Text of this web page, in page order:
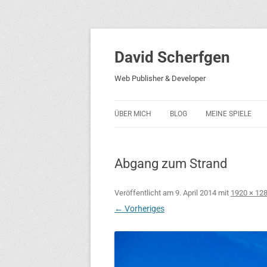
David Scherfgen
Web Publisher & Developer
ÜBER MICH BLOG MEINE SPIELE
BLOCKS 2001
ROLLMORAD —
Abgang zum Strand
Veröffentlicht am 9. April 2014 mit 1920 ×
← Vorheriges